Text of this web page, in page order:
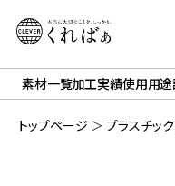
素材一覧加工実績使用用途
トップページ ＞ プラスチッ